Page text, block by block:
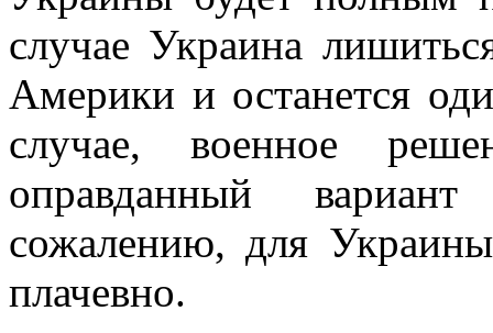
случае Украина
Америки и останется
случае, военное
оправданный
сожалению, для
плачевно.